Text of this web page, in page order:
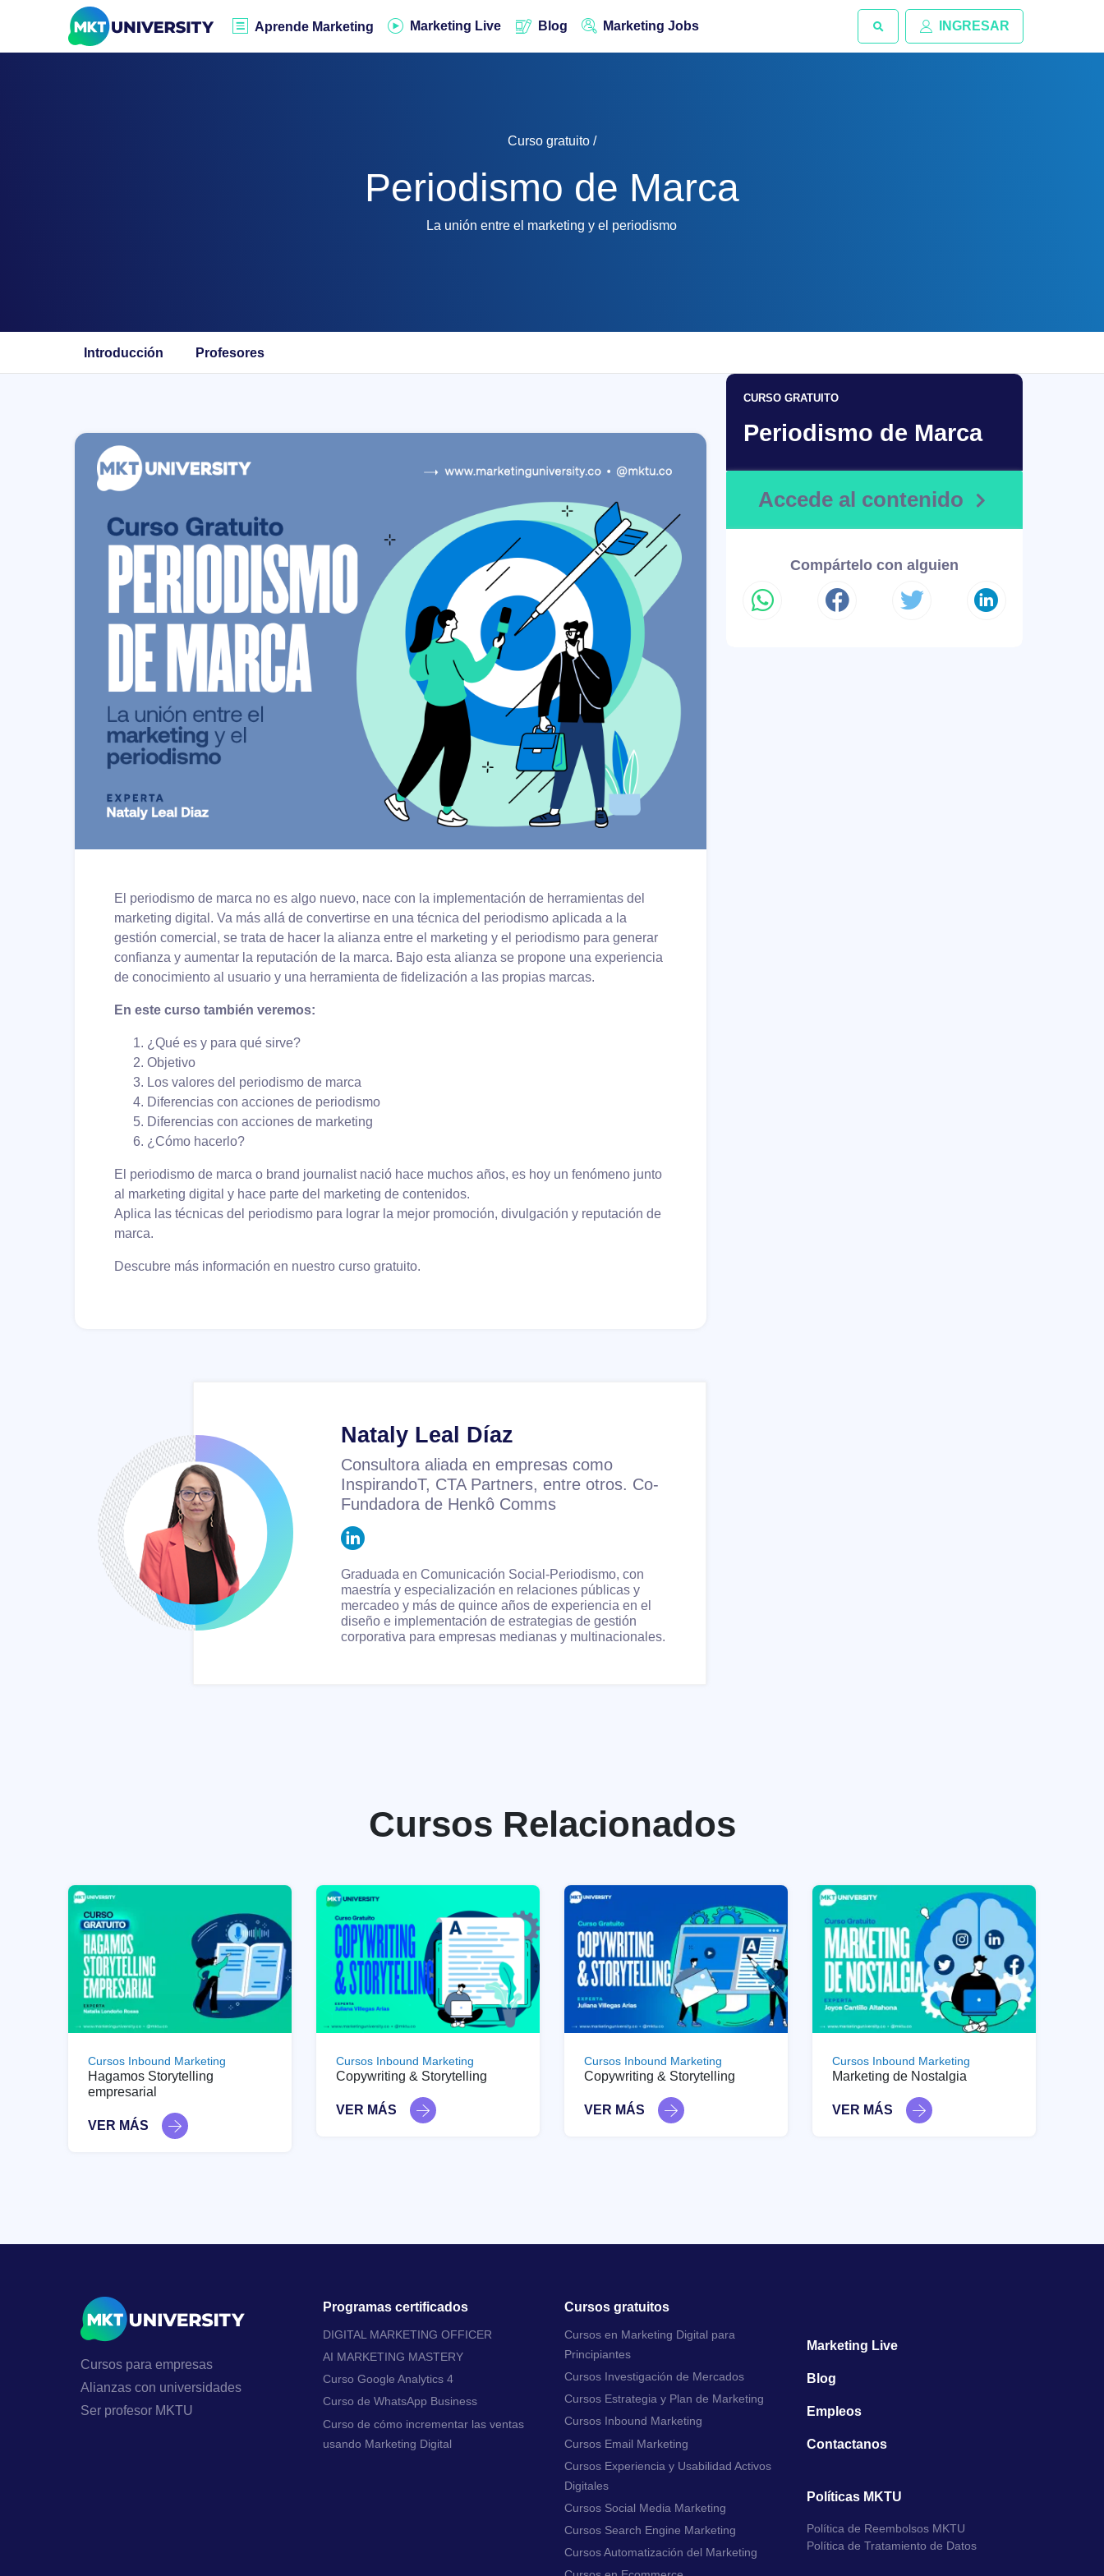
Aprende Marketing Marketing Live Blog Marketing Jobs INGRESAR
Curso gratuito /
Periodismo de Marca
La unión entre el marketing y el periodismo
Introducción Profesores
El periodismo de marca no es algo nuevo, nace con la implementación de herramientas del
marketing digital. Va más allá de convertirse en una técnica del periodismo aplicada a la
gestión comercial, se trata de hacer la alianza entre el marketing y el periodismo para generar
confianza y aumentar la reputación de la marca. Bajo esta alianza se propone una experiencia
de conocimiento al usuario y una herramienta de fidelización a las propias marcas.
En este curso también veremos:
¿Qué es y para qué sirve?
Objetivo
Los valores del periodismo de marca
Diferencias con acciones de periodismo
Diferencias con acciones de marketing
¿Cómo hacerlo?
El periodismo de marca o brand journalist nació hace muchos años, es hoy un fenómeno junto
al marketing digital y hace parte del marketing de contenidos.
Aplica las técnicas del periodismo para lograr la mejor promoción, divulgación y reputación de
marca.
Descubre más información en nuestro curso gratuito.
Nataly Leal Díaz
Consultora aliada en empresas como
InspirandoT, CTA Partners, entre otros. Co-
Fundadora de Henkô Comms
Graduada en Comunicación Social-Periodismo, con
maestría y especialización en relaciones públicas y
mercadeo y más de quince años de experiencia en el
diseño e implementación de estrategias de gestión
corporativa para empresas medianas y multinacionales.
CURSO GRATUITO
Periodismo de Marca
Accede al contenido
Compártelo con alguien
Cursos Relacionados
Cursos Inbound Marketing
Hagamos Storytelling
empresarial
VER MÁS
Cursos Inbound Marketing
Copywriting & Storytelling
VER MÁS
Cursos Inbound Marketing
Copywriting & Storytelling
VER MÁS
Cursos Inbound Marketing
Marketing de Nostalgia
VER MÁS
Cursos para empresas
Alianzas con universidades
Ser profesor MKTU
Programas certificados
DIGITAL MARKETING OFFICER
AI MARKETING MASTERY
Curso Google Analytics 4
Curso de WhatsApp Business
Curso de cómo incrementar las ventas
usando Marketing Digital
Cursos gratuitos
Cursos en Marketing Digital para
Principiantes
Cursos Investigación de Mercados
Cursos Estrategia y Plan de Marketing
Cursos Inbound Marketing
Cursos Email Marketing
Cursos Experiencia y Usabilidad Activos
Digitales
Cursos Social Media Marketing
Cursos Search Engine Marketing
Cursos Automatización del Marketing
Marketing Live
Blog
Empleos
Contactanos
Políticas MKTU
Política de Reembolsos MKTU
Política de Tratamiento de Datos